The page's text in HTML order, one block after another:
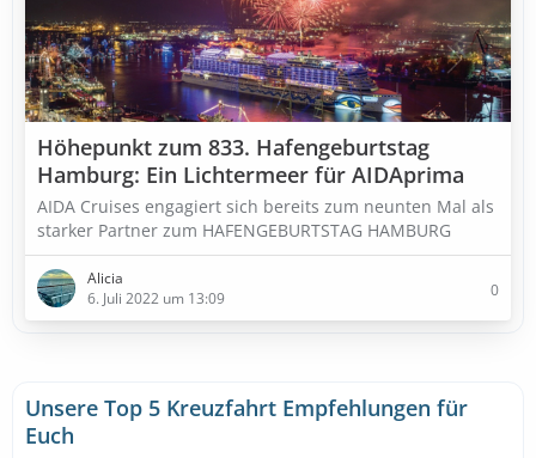
Höhepunkt zum 833. Hafengeburtstag
Hamburg: Ein Lichtermeer für AIDAprima
AIDA Cruises engagiert sich bereits zum neunten Mal als
starker Partner zum HAFENGEBURTSTAG HAMBURG
Alicia
6. Juli 2022 um 13:09
0
Unsere Top 5 Kreuzfahrt Empfehlungen für
Euch